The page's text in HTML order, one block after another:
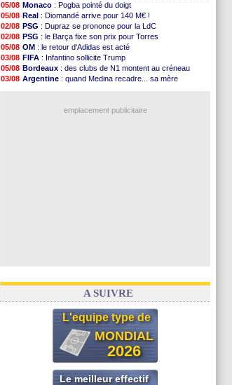
05/08 Monaco : Pogba pointé du doigt
05/08 Real : Diomandé arrive pour 140 M€ !
02/08 PSG : Dupraz se prononce pour la LdC
02/08 PSG : le Barça fixe son prix pour Torres
05/08 OM : le retour d'Adidas est acté
03/08 FIFA : Infantino sollicite Trump
05/08 Bordeaux : des clubs de N1 montent au créneau
03/08 Argentine : quand Medina recadre... sa mère
emplacement publicitaire
A SUIVRE
L'equipe type de
MONDIAL
2026
Le meilleur effectif